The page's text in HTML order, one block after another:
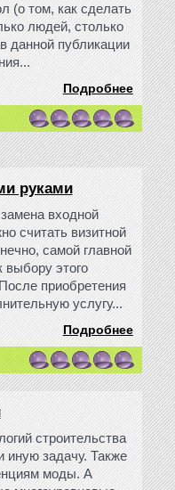
(о том, как сделать
людей, столько
данной публикации
Подробнее
руками
входной
считать визитной
самой главной
выбору этого
приобретения
услугу...
Подробнее
строительства
иную задачу. Также
моды. А